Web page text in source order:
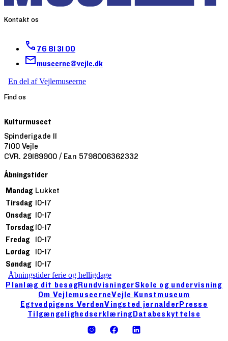
Kontakt os
76 81 31 00
museerne@vejle.dk
En del af Vejlemuseerne
Find os
Kulturmuseet
Spinderigade 11
7100 Vejle
CVR. 29189900 / Ean 5798006362332
Åbningstider
Mandag Lukket
Tirsdag 10-17
Onsdag 10-17
Torsdag 10-17
Fredag
10-17
Lørdag
10-17
Søndag 10-17
Åbningstider ferie og helligdage
Planlæg dit besøgRundvisningerSkole og undervisning
Om VejlemuseerneVejle Kunstmuseum
Egtvedpigens VerdenVingsted jernalderPresse
TilgængelighedserklæringDatabeskyttelse